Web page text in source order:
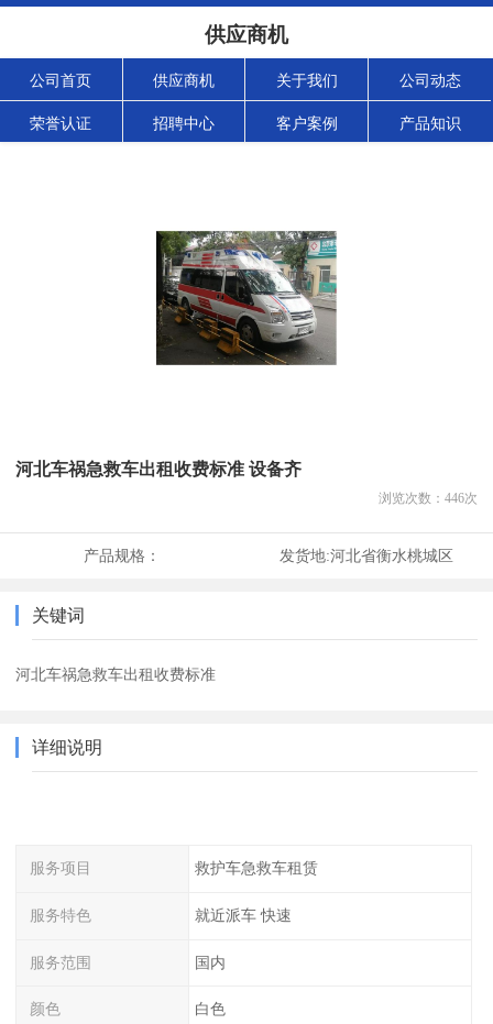
供应商机
公司首页 供应商机 关于我们 公司动态
荣誉认证 招聘中心 客户案例 产品知识
河北车祸急救车出租收费标准 设备齐
浏览次数： 446次
产品规格： 发货地:河北省衡水桃城区
关键词
河北车祸急救车出租收费标准
详细说明
服务项目 救护车急救车租赁
服务特色 就近派车 快速
服务范围 国内
颜色 白色